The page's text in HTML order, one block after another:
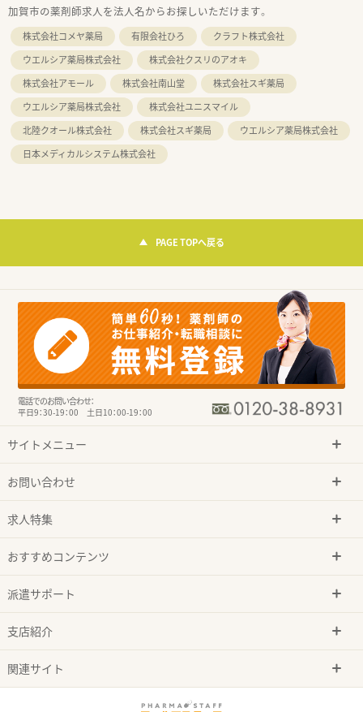
加賀市の薬剤師求人を法人名からお探しいただけます。
株式会社コメヤ薬局 有限会社ひろ
クラフト株式会社
ウエルシア薬局株式会社
株式会社クスリのアオキ
株式会社アモール
株式会社南山堂
株式会社スギ薬局
ウエルシア薬局株式会社
株式会社ユニスマイル
北陸クオール株式会社
株式会社スギ薬局
ウエルシア薬局株式会社
日本メディカルシステム株式会社
PAGE TOPへ戻る
電話でのお問い合わせ：
平日9：30-19：00 土日10：00-19：00
サイトメニュー
お問い合わせ
求人特集
おすすめコンテンツ
派遣サポート
支店紹介
関連サイト